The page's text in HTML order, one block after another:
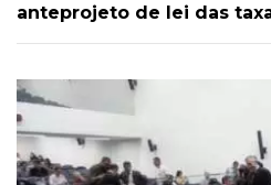
anteprojeto de lei das